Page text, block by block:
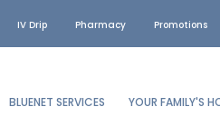
IV Drip Pharmacy Promotions
BLUENET SERVICES YOUR FAMILY'S